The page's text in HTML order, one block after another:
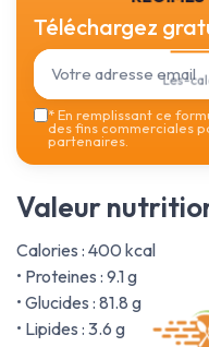
Les-
Téléchargez
*En remplissant ce
des fins commerciales
partenaires.
Valeur
Calories : 400 kcal
• Proteines : 9.1 g
• Glucides : 81.8 g
• Lipides : 3.6 g